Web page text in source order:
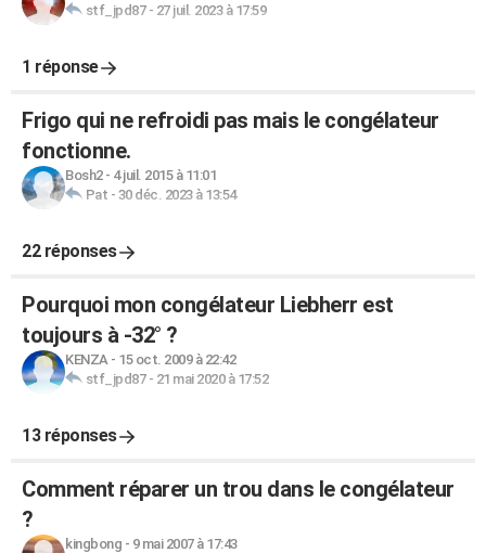
stf_jpd87- 27 juil. 2023 à 17:59
1 réponse
Frigo qui ne refroidi pas mais le congélateur
fonctionne.
Bosh2- 4 juil. 2015 à 11:01
Pat - 30 déc. 2023 à 13:54
22 réponses
Pourquoi mon congélateur Liebherr est
toujours à -32° ?
KENZA- 15 oct. 2009 à 22:42
stf_jpd87- 21 mai 2020 à 17:52
13 réponses
Comment réparer un trou dans le congélateur
?
kingbong - 9 mai 2007 à 17:43